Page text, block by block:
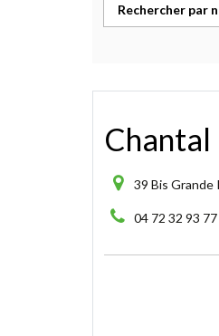
39 Bis Grande
04 72 32 93 77